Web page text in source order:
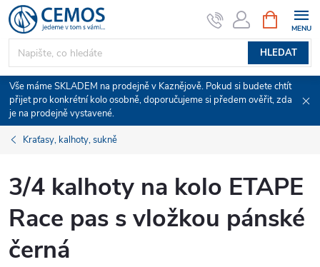
Přejít
na
obsah
HLEDAT
NÁKUPNÍ
KOŠÍK
Vše máme SKLADEM na prodejně v Kaznějově. Pokud si budete chtít
přijet pro konkrétní kolo osobně, doporučujeme si předem ověřit, zda
je na prodejně vystavené.
Kraťasy, kalhoty, sukně
3/4 kalhoty na kolo ETAPE
Race pas s vložkou pánské
černá